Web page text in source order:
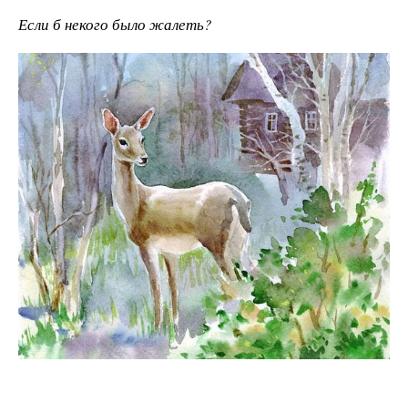
Если б некого было жалеть?